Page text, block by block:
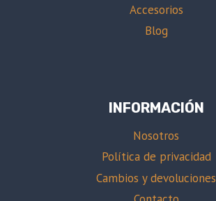
Accesorios
Blog
INFORMACIÓN
Nosotros
Política de privacidad
Cambios y devoluciones